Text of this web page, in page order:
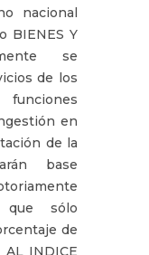
nacional
BIENES Y
se
de los
en
de la
base
que sólo
de
AL INDICE